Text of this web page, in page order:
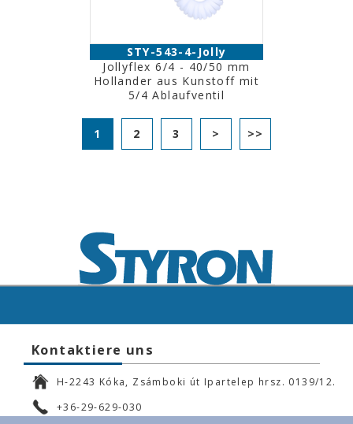
STY-543-4-Jolly
Jollyflex 6/4 - 40/50 mm
Hollander aus Kunstoff mit
5/4 Ablaufventil
1 2 3 > >>
Kontaktiere uns
H-2243 Kóka, Zsámboki út Ipartelep hrsz. 0139/12.
+36-29-629-030